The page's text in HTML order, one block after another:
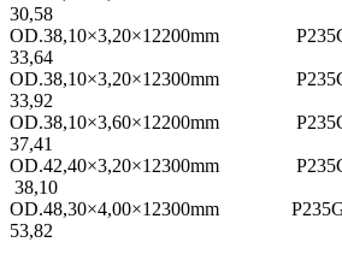
30,58
OD.38,10×3,20×12200mm
33,64
OD.38,10×3,20×12300mm
33,92
OD.38,10×3,60×12200mm
37,41
OD.42,40×3,20×12300mm
38,10
OD.48,30×4,00×12300mm
53,82